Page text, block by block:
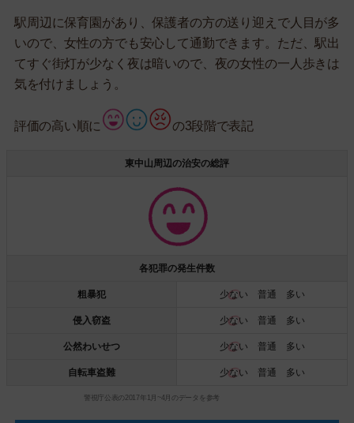
駅周辺に保育園があり、保護者の方の送り迎えで人目が多
いので、女性の方でも安心して通勤できます。ただ、駅出
てすぐ街灯が少なく夜は暗いので、夜の女性の一人歩きは
気を付けましょう。
評価の高い順に の3段階で表記
東中山周辺の治安の総評
各犯罪の発生件数
粗暴犯 少ない 普通 多い
侵入窃盗 少ない 普通 多い
公然わいせつ 少ない 普通 多い
自転車盗難 少ない 普通 多い
警視庁公表の2017年1月~4月のデータを参考